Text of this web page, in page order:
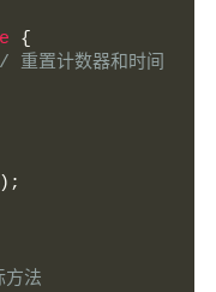
{
重置计数器和时间
);
法